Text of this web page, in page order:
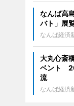
なんば高
バト」展
なんば経済
大丸心斎
ベント
流
なんば経済